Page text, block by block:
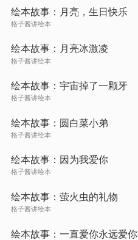
绘本故事：月亮，生日快乐
格子酱讲绘本
绘本故事：月亮冰激凌
格子酱讲绘本
绘本故事：宇宙掉了一颗牙
格子酱讲绘本
绘本故事：圆白菜小弟
格子酱讲绘本
绘本故事：因为我爱你
格子酱讲绘本
绘本故事：萤火虫的礼物
格子酱讲绘本
绘本故事：一直爱你永远爱你